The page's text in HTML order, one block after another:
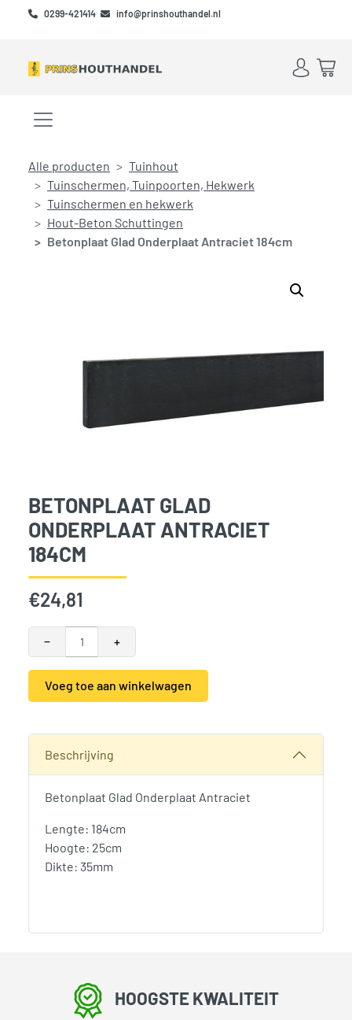
Skip to main content
Skip to footer
0299-421414 info@prinshouthandel.nl
Account
Menu openen/sluiten
Alle producten
Tuinhout
Tuinschermen, Tuinpoorten, Hekwerk
Tuinschermen en hekwerk
Hout-Beton Schuttingen
Betonplaat Glad Onderplaat Antraciet 184cm
BETONPLAAT GLAD
ONDERPLAAT ANTRACIET
184CM
€24,81
−
Betonplaat Glad Onderplaat Antraciet 184cm aantal
+
Voeg toe aan winkelwagen
Beschrijving
Betonplaat Glad Onderplaat Antraciet
Lengte: 184cm
Hoogte: 25cm
Dikte: 35mm
HOOGSTE KWALITEIT